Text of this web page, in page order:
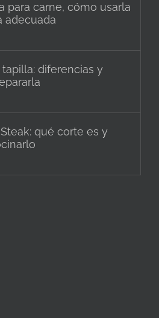
para carne, cómo usarla
adecuada
tapilla: diferencias y
qué corte es y